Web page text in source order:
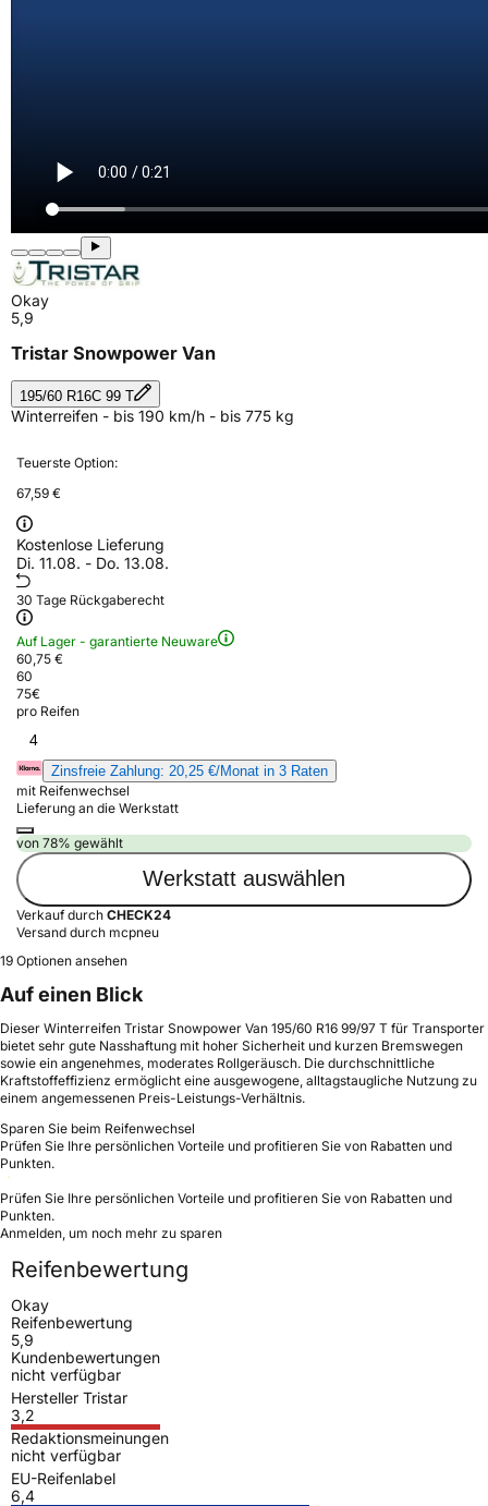
Okay
5,9
Tristar Snowpower Van
195/60 R16C 99 T
Winterreifen - bis 190 km/h - bis 775 kg
Teuerste Option:
67,59 €
Kostenlose Lieferung
Di. 11.08. - Do. 13.08.
30 Tage Rückgaberecht
Auf Lager - garantierte Neuware
60,75 €
60
75€
pro Reifen
4
Zinsfreie Zahlung: 20,25 €/Monat in 3 Raten
mit Reifenwechsel
Lieferung an die Werkstatt
von 78% gewählt
Werkstatt auswählen
Verkauf durch CHECK24
Versand durch mcpneu
19 Optionen ansehen
Auf einen Blick
Dieser Winterreifen Tristar Snowpower Van 195/60 R16 99/97 T für Transporter
bietet sehr gute Nasshaftung mit hoher Sicherheit und kurzen Bremswegen
sowie ein angenehmes, moderates Rollgeräusch. Die durchschnittliche
Kraftstoffeffizienz ermöglicht eine ausgewogene, alltagstaugliche Nutzung zu
einem angemessenen Preis-Leistungs-Verhältnis.
Sparen Sie beim Reifenwechsel
Prüfen Sie Ihre persönlichen Vorteile und profitieren Sie von Rabatten und
Punkten.
Prüfen Sie Ihre persönlichen Vorteile und profitieren Sie von Rabatten und
Punkten.
Anmelden, um noch mehr zu sparen
Reifenbewertung
Okay
Reifenbewertung
5,9
Kundenbewertungen
nicht verfügbar
Hersteller Tristar
3,2
Redaktionsmeinungen
nicht verfügbar
EU-Reifenlabel
6,4